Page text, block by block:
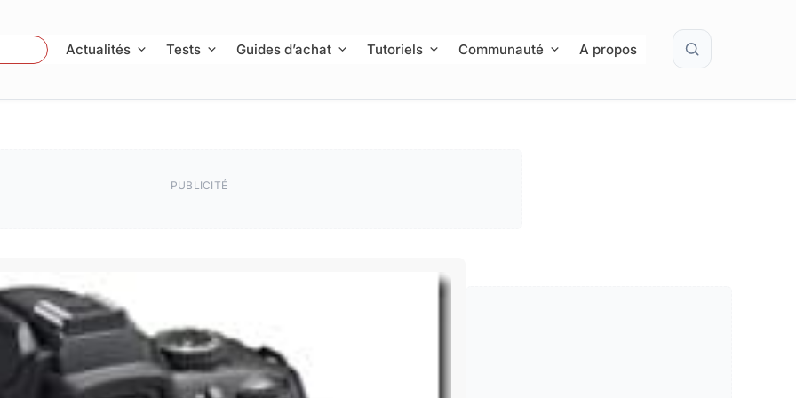
Actualités Tests Guides d’achat Tutoriels Communauté A propos Rechercher
PUBLICITÉ